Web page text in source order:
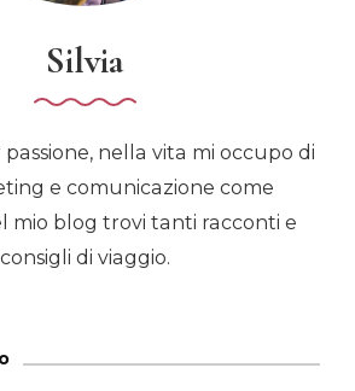
Silvia
nella vita mi occupo di
e comunicazione come
mio blog trovi tanti racconti e
consigli di viaggio.